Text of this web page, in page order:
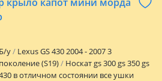
Прадо 2017-2023 Суппорт радиатора
Прадо 2017-2023
Б/y
Lexus GS 430 2004 - 2007 3
поколение (S19)
Носкат gs 300 gs 350 gs
в отличном состоянии все ушки